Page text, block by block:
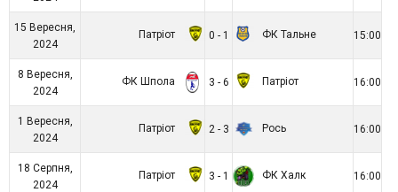
15 Вересня,
2024
Патріот 0 - 1 ФК Тальне 15:00
8 Вересня,
2024
ФК Шпола 3 - 6 Патріот 16:00
1 Вересня,
2024
Патріот 2 - 3 Рось 16:00
18 Серпня,
2024
Патріот 3 - 1 ФК Халк 16:00